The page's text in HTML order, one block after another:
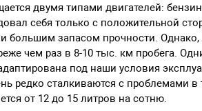
двумя типами двигателей:
себя только с положительной
большим запасом прочности.
чем раз в 8-10 тыс. км пробега.
под наши условия
редко сталкиваются с проблемами
от 12 до 15 литров на сотню.